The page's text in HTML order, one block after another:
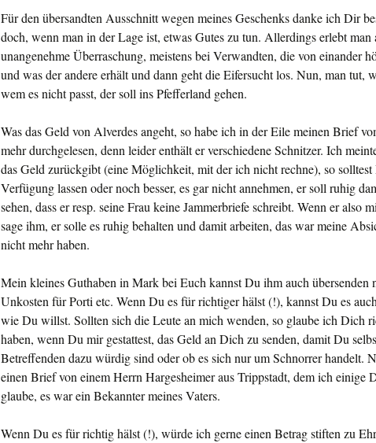
Für den übersandten Ausschnitt wegen meines Geschenks danke ich Dir
doch, wenn man in der Lage ist, et­was Gutes zu tun. Allerdings erlebt man
unangenehme Überraschung, meistens bei Ver­wandten, die von einander
und was der andere erhält und dann geht die Eifer­sucht los. Nun, man tut,
wem es nicht passt, der soll ins Pfefferland gehen.
Was das Geld von Alverdes angeht, so habe ich in der Eile mei­nen Brief
mehr durchgelesen, denn leider enthält er verschiedene Schnitzer. Ich
das Geld zurückgibt (eine Möglich­keit, mit der ich nicht rechne), so solltest
Verfügung lassen oder noch besser, es gar nicht annehmen, er soll ruhig
sehen, dass er resp. seine Frau keine Jammer­briefe schreibt. Wenn er also
sage ihm, er solle es ruhig be­halten und damit arbeiten, das war meine
nicht mehr haben.
Mein kleines Guthaben in Mark bei Euch kannst Du ihm auch über­senden
Unkosten für Porti etc. Wenn Du es für richtiger hälst (!), kannst Du es
wie Du willst. Sollten sich die Leute an mich wen­den, so glaube ich Dich
haben, wenn Du mir gestattest, das Geld an Dich zu senden, damit Du
Be­treffenden dazu würdig sind oder ob es sich nur um Schnorrer handelt.
einen Brief von einem Herrn Hargesheimer aus Tripp­stadt, dem ich einige
glaube, es war ein Bekannter meines Vaters.
Wenn Du es für richtig hälst (!), würde ich gerne einen Be­trag stiften zu